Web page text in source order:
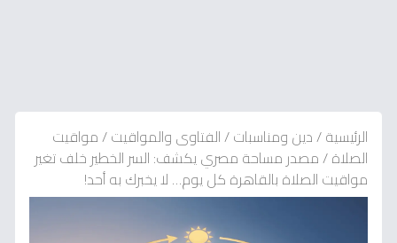
الرئيسية/دين ومناسبات/الفتاوى والمواقيت/مواقيت
الصلاة/مصدر مساحة مصري يكشف: السر الخطير خلف تغير
مواقيت الصلاة بالقاهرة كل يوم… لا يخبرك به أحد!